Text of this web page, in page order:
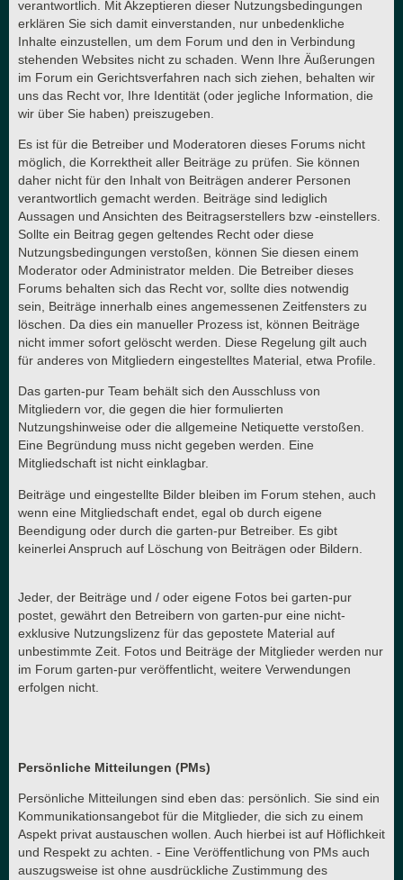
verantwortlich. Mit Akzeptieren dieser Nutzungsbedingungen
erklären Sie sich damit einverstanden, nur unbedenkliche
Inhalte einzustellen, um dem Forum und den in Verbindung
stehenden Websites nicht zu schaden. Wenn Ihre Äußerungen
im Forum ein Gerichtsverfahren nach sich ziehen, behalten wir
uns das Recht vor, Ihre Identität (oder jegliche Information, die
wir über Sie haben) preiszugeben.
Es ist für die Betreiber und Moderatoren dieses Forums nicht
möglich, die Korrektheit aller Beiträge zu prüfen. Sie können
daher nicht für den Inhalt von Beiträgen anderer Personen
verantwortlich gemacht werden. Beiträge sind lediglich
Aussagen und Ansichten des Beitragserstellers bzw -einstellers.
Sollte ein Beitrag gegen geltendes Recht oder diese
Nutzungsbedingungen verstoßen, können Sie diesen einem
Moderator oder Administrator melden. Die Betreiber dieses
Forums behalten sich das Recht vor, sollte dies notwendig
sein, Beiträge innerhalb eines angemessenen Zeitfensters zu
löschen. Da dies ein manueller Prozess ist, können Beiträge
nicht immer sofort gelöscht werden. Diese Regelung gilt auch
für anderes von Mitgliedern eingestelltes Material, etwa Profile.
Das garten-pur Team behält sich den Ausschluss von
Mitgliedern vor, die gegen die hier formulierten
Nutzungshinweise oder die allgemeine Netiquette verstoßen.
Eine Begründung muss nicht gegeben werden. Eine
Mitgliedschaft ist nicht einklagbar.
Beiträge und eingestellte Bilder bleiben im Forum stehen, auch
wenn eine Mitgliedschaft endet, egal ob durch eigene
Beendigung oder durch die garten-pur Betreiber. Es gibt
keinerlei Anspruch auf Löschung von Beiträgen oder Bildern.
Jeder, der Beiträge und / oder eigene Fotos bei garten-pur
postet, gewährt den Betreibern von garten-pur eine nicht-
exklusive Nutzungslizenz für das gepostete Material auf
unbestimmte Zeit. Fotos und Beiträge der Mitglieder werden nur
im Forum garten-pur veröffentlicht, weitere Verwendungen
erfolgen nicht.
Persönliche Mitteilungen (PMs)
Persönliche Mitteilungen sind eben das: persönlich. Sie sind ein
Kommunikationsangebot für die Mitglieder, die sich zu einem
Aspekt privat austauschen wollen. Auch hierbei ist auf Höflichkeit
und Respekt zu achten. - Eine Veröffentlichung von PMs auch
auszugsweise ist ohne ausdrückliche Zustimmung des